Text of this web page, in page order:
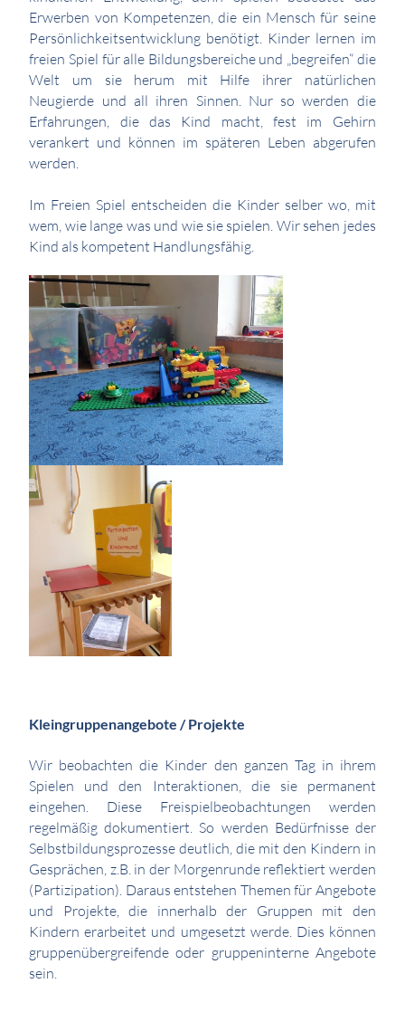
Erwerben von Kompetenzen, die ein Mensch für seine
Persönlichkeitsentwicklung benötigt. Kinder lernen im
freien Spiel für alle Bildungsbereiche und „begreifen“ die
Welt um sie herum mit Hilfe ihrer natürlichen
Neugierde und all ihren Sinnen. Nur so werden die
Erfahrungen, die das Kind macht, fest im Gehirn
verankert und können im späteren Leben abgerufen
werden.
Im Freien Spiel entscheiden die Kinder selber wo, mit
wem, wie lange was und wie sie spielen. Wir sehen jedes
Kind als kompetent Handlungsfähig.
Kleingruppenangebote / Projekte
Wir beobachten die Kinder den ganzen Tag in ihrem
Spielen und den Interaktionen, die sie permanent
eingehen. Diese Freispielbeobachtungen werden
regelmäßig dokumentiert. So werden Bedürfnisse der
Selbstbildungsprozesse deutlich, die mit den Kindern in
Gesprächen, z.B. in der Morgenrunde reflektiert werden
(Partizipation). Daraus entstehen Themen für Angebote
und Projekte, die innerhalb der Gruppen mit den
Kindern erarbeitet und umgesetzt werde. Dies können
gruppenübergreifende oder gruppeninterne Angebote
sein.